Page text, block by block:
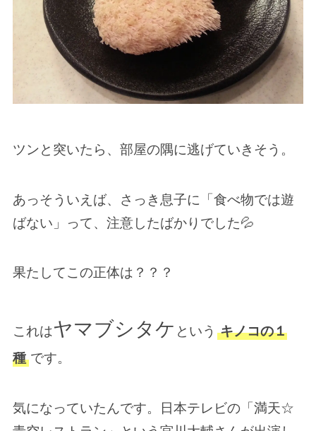
ツンと突いたら、部屋の隅に逃げていきそう。
あっそういえば、さっき息子に「食べ物では遊
ばない」って、注意したばかりでした💦
果たしてこの正体は？？？
これはヤマブシタケ という キノコの１
種 です。
気になっていたんです。日本テレビの「満天☆